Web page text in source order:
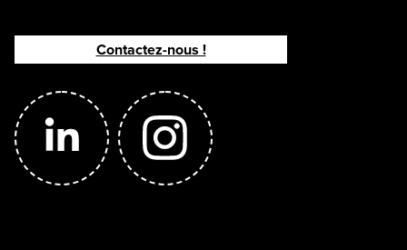
Contactez-nous !